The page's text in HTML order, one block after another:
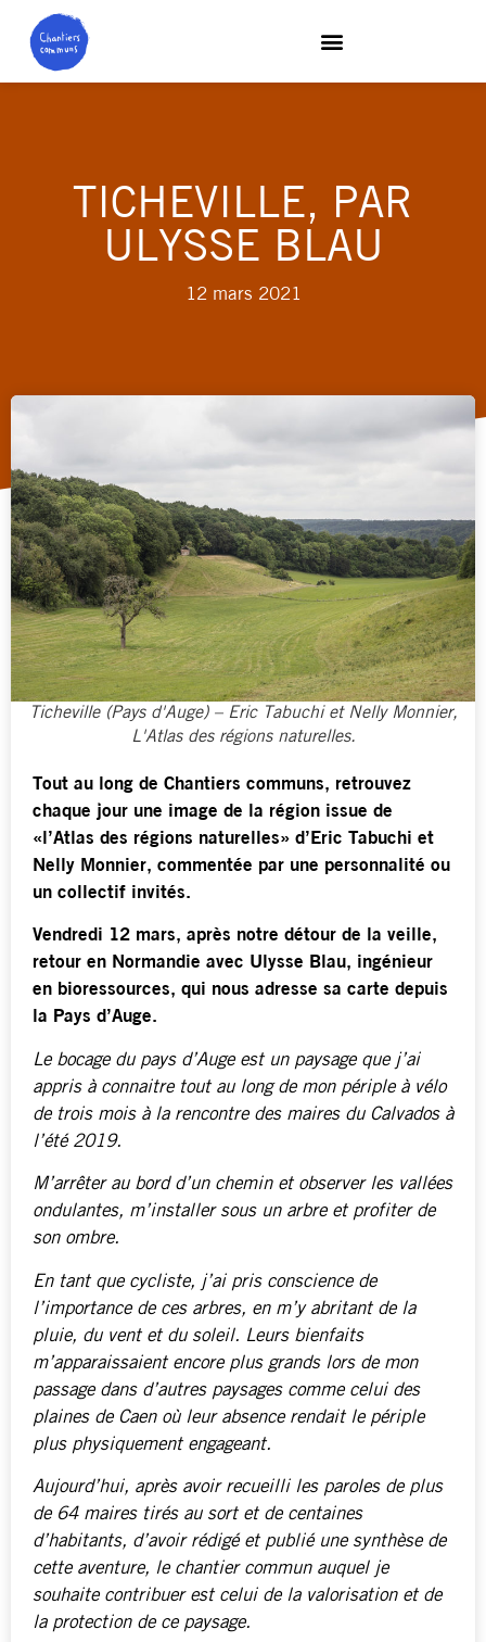
TICHEVILLE, PAR
ULYSSE BLAU
12 mars 2021
Ticheville (Pays d'Auge) – Eric Tabuchi et Nelly Monnier,
L'Atlas des régions naturelles.
Tout au long de Chantiers communs, retrouvez
chaque jour une image de la région issue de
«l’Atlas des régions naturelles» d’Eric Tabuchi et
Nelly Monnier, commentée par une personnalité ou
un collectif invités.
Vendredi 12 mars, après notre détour de la veille,
retour en Normandie avec Ulysse Blau, ingénieur
en bioressources, qui nous adresse sa carte depuis
la Pays d’Auge.
Le bocage du pays d’Auge est un paysage que j’ai
appris à connaitre tout au long de mon périple à vélo
de trois mois à la rencontre des maires du Calvados à
l’été 2019.
M’arrêter au bord d’un chemin et observer les vallées
ondulantes, m’installer sous un arbre et profiter de
son ombre.
En tant que cycliste, j’ai pris conscience de
l’importance de ces arbres, en m’y abritant de la
pluie, du vent et du soleil. Leurs bienfaits
m’apparaissaient encore plus grands lors de mon
passage dans d’autres paysages comme celui des
plaines de Caen où leur absence rendait le périple
plus physiquement engageant.
Aujourd’hui, après avoir recueilli les paroles de plus
de 64 maires tirés au sort et de centaines
d’habitants, d’avoir rédigé et publié une synthèse de
cette aventure, le chantier commun auquel je
souhaite contribuer est celui de la valorisation et de
la protection de ce paysage.